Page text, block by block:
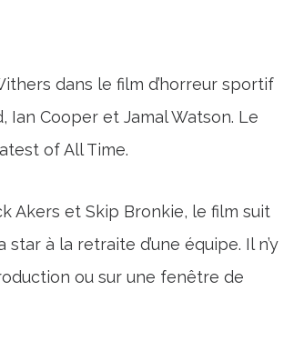
dans le film d’horreur sportif
Ian Cooper et Jamal Watson. Le
of All Time.
Akers et Skip Bronkie, le film suit
à la retraite d’une équipe. Il n’y
ou sur une fenêtre de